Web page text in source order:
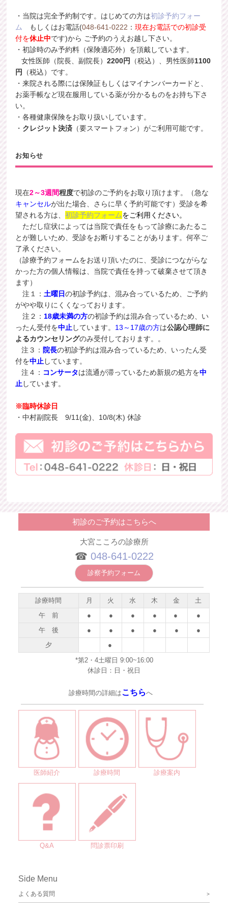
・当院は完全予約制です。はじめての方は初診予約フォー
ム
もしくはお電話(048-641-0222 ：現在お電話での初診受
付を休止中です)から ご予約のうえお越し下さい。
・初診時のみ予約料（保険適応外）を頂戴しています。
女性医師（院長、副院長）2200円 （税込）、男性医師1100
円
（税込）です。
・来院される際には保険証もしくはマイナンバーカードと、
お薬手帳など現在服用している薬が分かるものをお持ち下さ
い。
・各種健康保険をお取り扱いしています。
・ クレジット決済 （要スマートフォン）がご利用可能です。
お知らせ
現在2～3週間程度で初診のご予約をお取り頂けます。（急な
キャンセルが出た場合、さらに早く予約可能です）受診を希
望される方は、初診予約フォームをご利用ください。
ただし症状によっては当院で責任をもって診療にあたるこ
とが難しいため、受診をお断りすることがあります。何卒ご
了承ください。
（診療予約フォームをお送り頂いたのに、受診につながらな
かった方の個人情報は、当院で責任を持って破棄させて頂き
ます）
注１： 土曜日の初診予約は、混み合っているため、ご予約
がやや取りにくくなっております。
注２： 18歳未満の方の初診予約は混み合っているため、い
ったん受付を中止 しています。 13～17歳の方は公認心理師に
よるカウンセリングのみ受付しております。。
注３： 院長の初診予約は混み合っているため、いったん受
付を中止 しています。
注４： コンサータは流通が滞っているため新規の処方を中
止 しています。
※臨時休診日
・中村副院長 9/11(金)、10/8(木) 休診
初診のご予約はこちらへ
大宮こころの診療所
☎︎ 048-641-0222
診察予約フォーム
診療時間 月 火 水 木 金
土
午 前
● ● ● ● ●
●
午 後
● ● ● ● ●
●
夕
●
*第2・4土曜日 9:00~16:00
休診日：日・祝日
診療時間の詳細はこちらへ
医師紹介 診療時間 診療案内
Q&A 問診票印刷
Side Menu
よくある質問